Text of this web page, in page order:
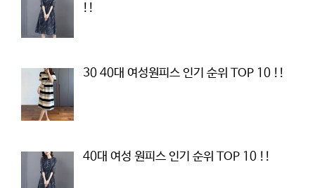
!!
30 40대 여성원피스 인기 순위 TOP 10 !!
40대 여성 원피스 인기 순위 TOP 10 !!